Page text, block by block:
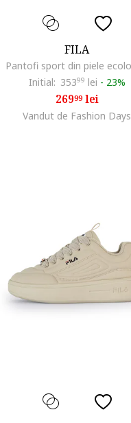
FILA
Initial: 35399 lei - 23%
26999lei
Vandut de Fashion Days